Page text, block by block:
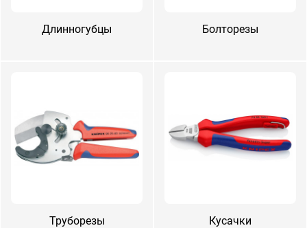
Длин­но­губ­цы Бол­то­резы
Тру­боре­зы Ку­сач­ки